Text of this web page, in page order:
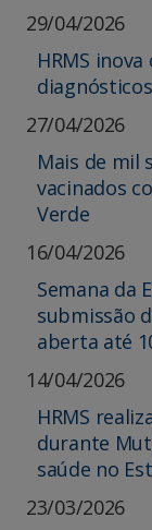
29/04/2026
HRMS
27/04/2026
Mais de mil
vacinados
Verde
16/04/2026
Semana da
submissão
aberta até
14/04/2026
HRMS
durante
saúde no
23/03/2026